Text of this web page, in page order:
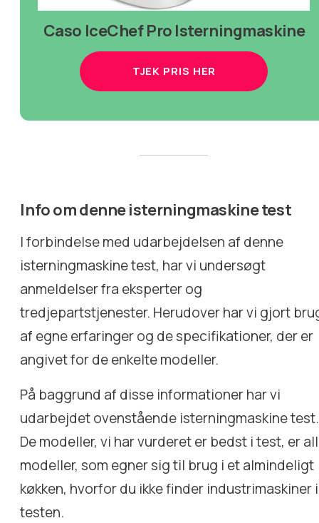
Caso IceChef Pro Isterningmaskine
TJEK PRIS HER
Info om denne isterningmaskine test
I forbindelse med udarbejdelsen af denne
isterningmaskine test, har vi undersøgt
anmeldelser fra eksperter og
tredjepartstjenester. Herudover har vi gjort
af egne erfaringer og de specifikationer, der er
angivet for de enkelte modeller.
På baggrund af disse informationer har vi
udarbejdet ovenstående isterningmaskine test.
De modeller, vi har vurderet er bedst i test, er
modeller, som egner sig til brug i et almindeligt
køkken, hvorfor du ikke finder industrimaskiner i
testen.